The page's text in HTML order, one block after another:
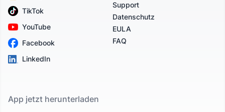
TikTok
YouTube
Facebook
LinkedIn
Support
Datenschutz
EULA
FAQ
App jetzt herunterladen